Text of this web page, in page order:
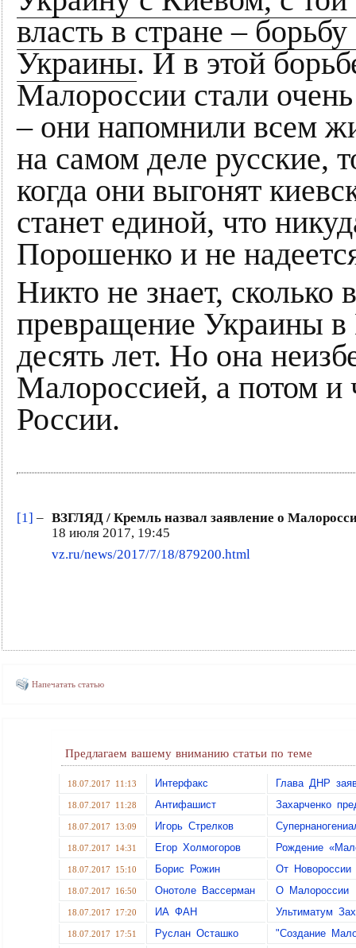
власть в стране –
Украины. И в этой
Малороссии стали
– они напомнили всем
на самом деле русские,
когда они выгонят
станет единой, что
Порошенко и не
Никто не знает, сколько
превращение Украины
десять лет. Но она
Малороссией, а потом и
России.
[1] – ВЗГЛЯД / Кремль назвал заявление о
18 июля 2017, 19:45
vz.ru/news/2017/7/18/879200.html
Напечатать статью
Предлагаем вашему вниманию статьи по теме
18.07.2017 11:13 Интерфакс Глава ДНР
18.07.2017 11:28 Антифашист Захарченко
18.07.2017 13:09 Игорь Стрелков
18.07.2017 14:31 Eгор Холмогоров Рождение
18.07.2017 15:10 Борис Рожин От
18.07.2017 16:50 Онотоле Вассерман О Малороссии
18.07.2017 17:20 ИА ФАН Ультиматум
18.07.2017 17:51 Руслан Осташко "Создание